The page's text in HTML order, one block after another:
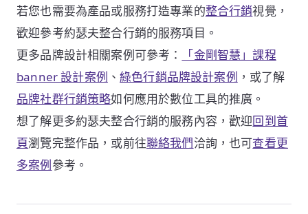
若您也需要為產品或服務打造專業的整合行銷視覺，
歡迎參考約瑟夫整合行銷的服務項目。
更多品牌設計相關案例可參考：
「金剛智慧」課程
banner 設計案例 、綠色行銷品牌設計案例 ，或了解
品牌社群行銷策略如何應用於數位工具的推廣。
想了解更多約瑟夫整合行銷的服務內容，歡迎回到首
頁瀏覽完整作品，或前往聯絡我們洽詢，也可查看更
多案例參考。